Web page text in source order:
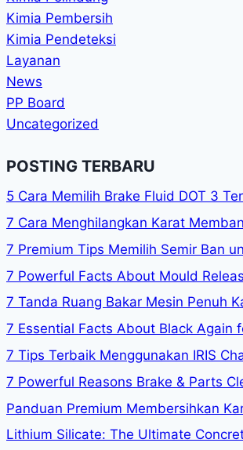
Kimia Pembersih
Kimia Pendeteksi
Layanan
News
PP Board
Uncategorized
POSTING TERBARU
5 Cara Memilih Brake Fluid DOT 3
7 Cara Menghilangkan Karat
7 Premium Tips Memilih Semir Ban
7 Powerful Facts About Mould
7 Tanda Ruang Bakar Mesin Penuh
7 Essential Facts About Black Again
7 Tips Terbaik Menggunakan IRIS
7 Powerful Reasons Brake & Parts
Panduan Premium Membersihkan
Lithium Silicate: The Ultimate